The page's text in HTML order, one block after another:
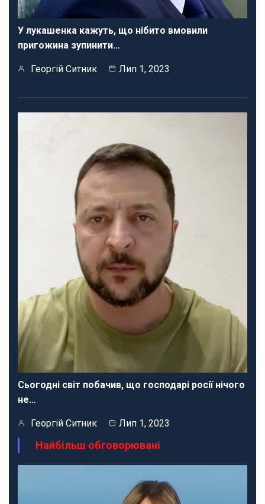
У лукашенка кажуть, що нібито вмовили
пригожина зупинити…
Георгій Ситник Лип 1, 2023
Сьогодні світ побачив, що господарі росії нічого
не…
Георгій Ситник Лип 1, 2023
Найбільш обговорювані